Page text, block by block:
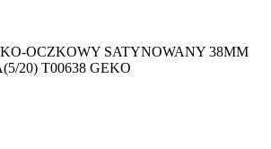
OCZKOWY SATYNOWANY 38MM
20) T00638 GEKO